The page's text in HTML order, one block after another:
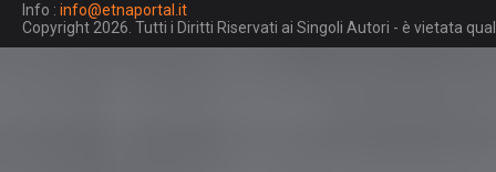
Info : info@etnaportal.it
Copyright 2026. Tutti i Diritti Riservati ai Singoli Autori - è vietata